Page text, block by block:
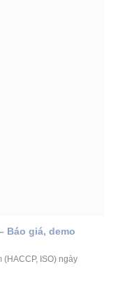
Báo giá, demo
ISO) ngày